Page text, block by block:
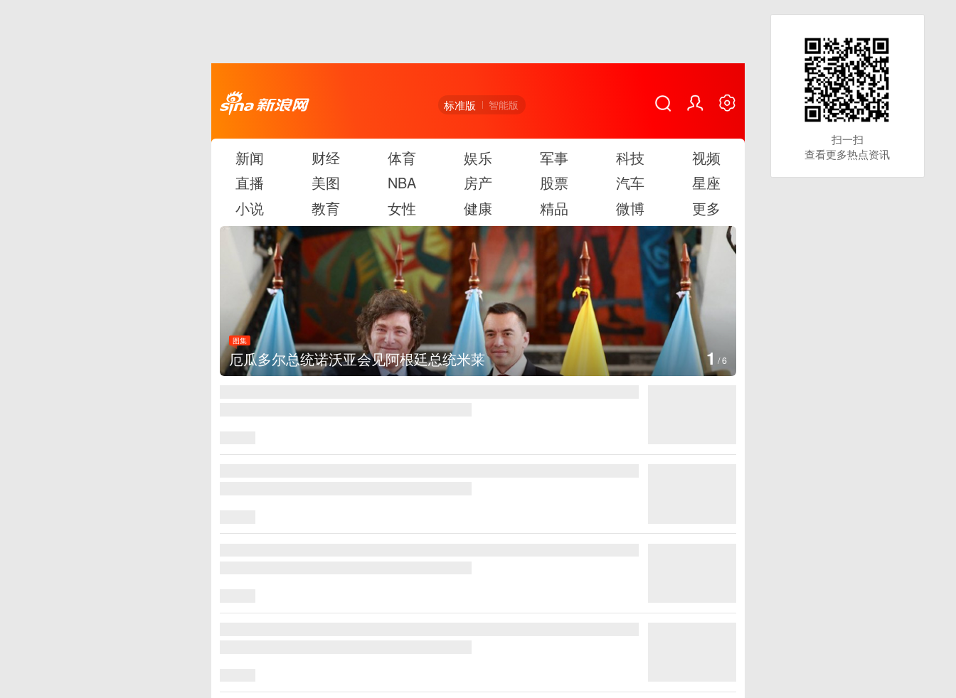
标准版 智能版
新闻 财经 体育 娱乐 军事 科技
视频
直播
美图 NBA 房产 股票 汽车
星座
小说
教育 女性 健康 精品 微博 更多
图集
厄瓜多尔总统诺沃亚会见阿根廷总统米莱 1 /6
扫一扫
查看更多热点资讯
扫一扫
查看更多热点资讯